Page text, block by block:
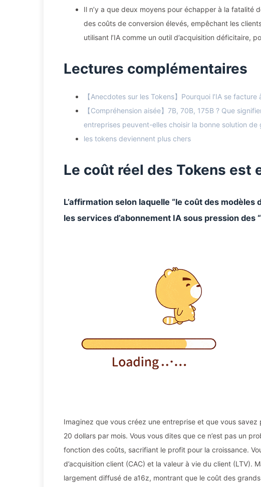
Il n’y a que deux moyens pour échapper à la fatalité
des coûts de conversion élevés, empêchant les
utilisant l’IA comme un outil d’acquisition déficitaire,
Lectures complémentaires
【Anecdotes sur les Tokens】Pourquoi l’IA se facture
【Compréhension aisée】7B, 70B, 175B ? Que
entreprises peuvent-elles choisir la bonne solution de
les tokens deviennent plus chers
Le coût réel des Tokens est
L’affirmation selon laquelle “le coût des
les services d’abonnement IA sous pression des
Imaginez que vous créez une entreprise et que vous
20 dollars par mois. Vous vous dites que ce n’est pas un
fonction des coûts, sacrifiant le profit pour la croissance.
d’acquisition client (CAC) et la valeur à vie du client (LTV).
largement diffusé de a16z, montrant que le coût des